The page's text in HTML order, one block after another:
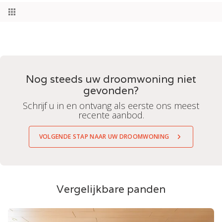
Nog steeds uw droomwoning niet
gevonden?
Schrijf u in en ontvang als eerste ons meest
recente aanbod.
VOLGENDE STAP NAAR UW DROOMWONING
Vergelijkbare panden